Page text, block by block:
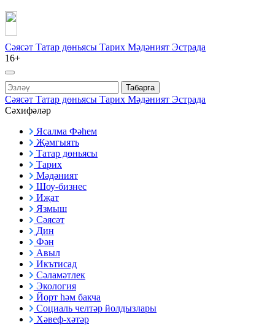
Сәясәт Татар дөньясы Тарих Мәдәният Эстрада
16+
Табарга
Сәясәт Татар дөньясы Тарих Мәдәният Эстрада
Сәхифәләр
Ясалма Фәһем
Җәмгыять
Татар дөньясы
Тарих
Мәдәният
Шоу-бизнес
Иҗат
Язмыш
Сәясәт
Дин
Фән
Авыл
Икътисад
Сәламәтлек
Экология
Йорт һәм бакча
Социаль челтәр йолдызлары
Хәвеф-хәтәр